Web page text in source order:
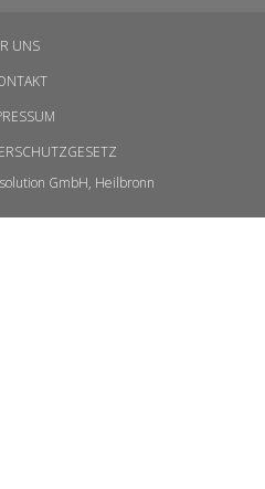
UNS
GmbH, Heilbronn